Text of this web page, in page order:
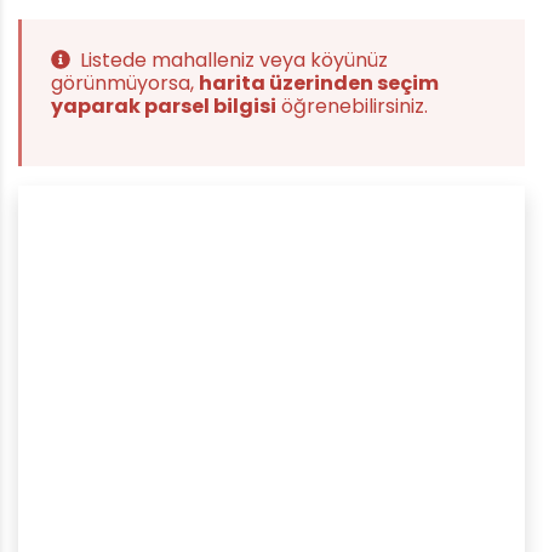
Listede mahalleniz veya köyünüz
görünmüyorsa, harita üzerinden seçim
yaparak parsel bilgisi öğrenebilirsiniz.